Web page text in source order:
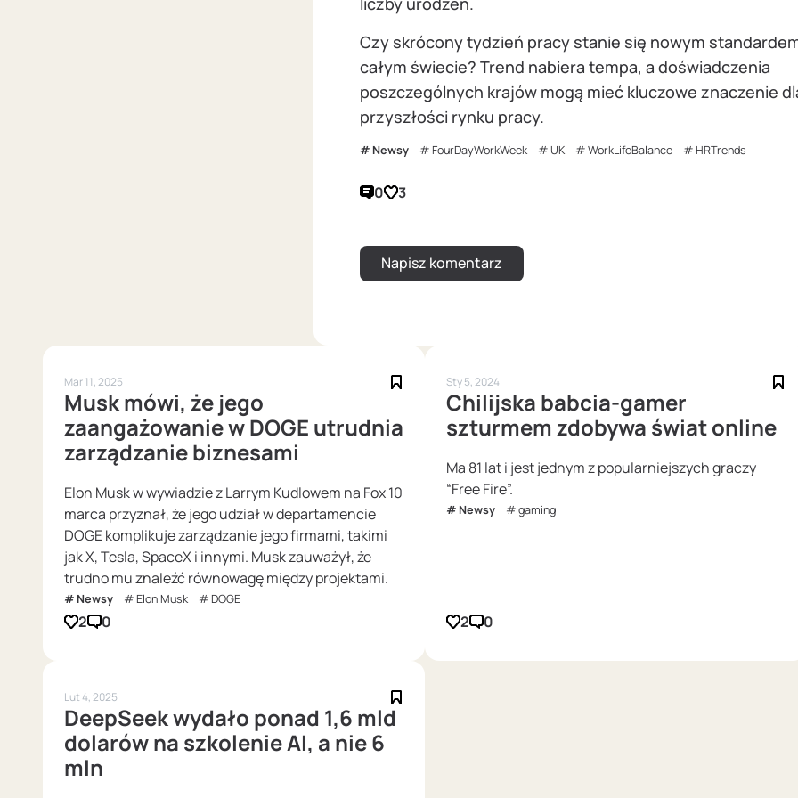
Czy skrócony tydzień pracy stanie się nowym
całym świecie? Trend nabiera tempa, a doświadczenia
poszczególnych krajów mogą mieć kluczowe znaczenie
przyszłości rynku pracy.
Newsy FourDayWorkWeek UK WorkLifeBalance HRTrends
0 3
Mar 11, 2025
Musk mówi, że jego
zaangażowanie w DOGE utrudnia
zarządzanie biznesami
Elon Musk w wywiadzie z Larrym Kudlowem na Fox 10
marca przyznał, że jego udział w departamencie
DOGE komplikuje zarządzanie jego firmami, takimi
jak X, Tesla, SpaceX i innymi. Musk zauważył, że
trudno mu znaleźć równowagę między projektami.
Newsy Elon Musk DOGE
2 0
Sty 5, 2024
Chilijska babcia-gamer
szturmem zdobywa świat online
Ma 81 lat i jest jednym z popularniejszych graczy
“Free Fire”.
Newsy gaming
2 0
Lut 4, 2025
DeepSeek wydało ponad 1,6 mld
dolarów na szkolenie AI, a nie 6
mln